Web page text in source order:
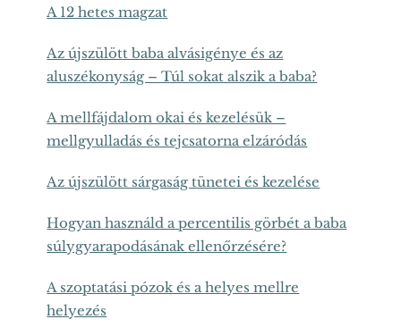
A 12 hetes magzat
Az újszülött baba alvásigénye és az
aluszékonyság – Túl sokat alszik a baba?
A mellfájdalom okai és kezelésük –
mellgyulladás és tejcsatorna elzáródás
Az újszülött sárgaság tünetei és kezelése
Hogyan használd a percentilis görbét a baba
súlygyarapodásának ellenőrzésére?
A szoptatási pózok és a helyes mellre
helyezés